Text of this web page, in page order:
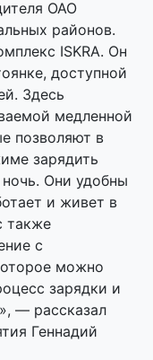
ОАО
районов.
ISKRA. Он
доступной
Здесь
медленной
позволяют в
зарядить
Они удобны
и живет в
также
с
можно
зарядки и
— рассказал
Геннадий